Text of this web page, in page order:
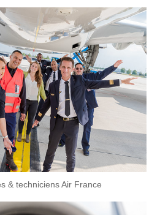
& techniciens Air France